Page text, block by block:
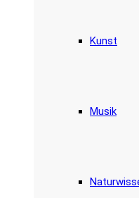
Kunst
Musik